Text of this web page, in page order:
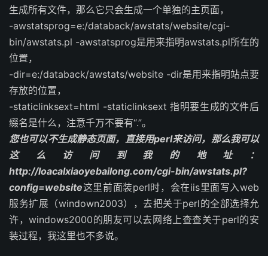
生成所有文件，那么它只会生成一个单独的主页面，
-awstatsprog=e:/databack/awstats/website/cgi-
bin/awstats.pl -awstatsprog是用来指明awstats.pl所在的
位置，
-dir=e:/databack/awstats/website -dir是用来指明站点要
存放的位置，
-staticlinksext=html -staticlinksext 指明要生成的文件后
缀名是什么， 注意千万不要有“.”。
您也可以不生成静态页面，直接用perl来访问，那么我可以
这么访问到我的地址：
http://loacalxiaoyebailong.com/cgi-bin/awstats.pl?
config=website这里前面装perl时，会在iis里面写入web
服务扩展（windown2003），去把关于perl的全部选择允
许，windows2000的朋友可以去网络上查查关于perl的安
装过程，我这里也不多说。